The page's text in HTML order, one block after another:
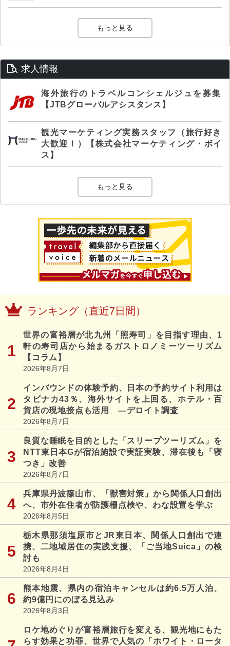
もっと見る
求人情報
海外旅行のトラベルコンシェルジュを募集
【JTBグローバルアシスタンス】
観光マーケティング実務スタッフ（旅行好き
大歓迎！）【株式会社マーケティング・ボイ
ス】
もっと見る
ランキング（直近7日間）
世界の富裕層が北九州「照寿司」を目指す理由、1
軒の寿司店から始まるガストロノミーツーリズム
【コラム】
2026年8月7日
インバウンドの体験予約、日本の予約サイト利用は
タビナカ43％、海外サイトを上回る、ホテル・百
貨店の現地接点も活用 ―デロイト調査
2026年8月7日
良質な睡眠を目的とした「スリープツーリズム」を
NTT東日本Gが宿泊施設で実証実験、滞在後も「寝
つき」改善
2026年8月7日
兵庫県丹波篠山市、「獣害対策」から関係人口創出
へ、市外在住者が防護柵点検や、わな設置を学ぶ
2026年8月5日
栃木県那須塩原市とJR東日本、関係人口創出で連
携、二地域居住の実践支援、「ご当地Suica」の検
討も
2026年8月4日
熊本地震、県内の宿泊キャンセルは約6.5万人泊、
約9億円にのぼる見込み
2026年8月3日
ロケ地めぐりが富裕層旅行を変える、観光地にもた
らす効果と功罪、世界で人気の「ホワイト・ロータ